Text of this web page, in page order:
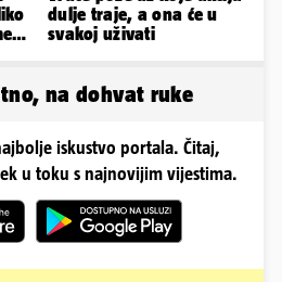
dulje traje, a ona će u
svakoj uživati
na dohvat ruke
iskustvo portala. Čitaj,
u toku s najnovijim vijestima.